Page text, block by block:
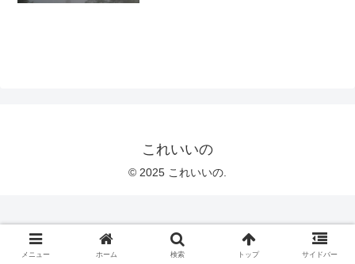
これいいの
© 2025 これいいの.
メニュー ホーム 検索 トップ サイドバー